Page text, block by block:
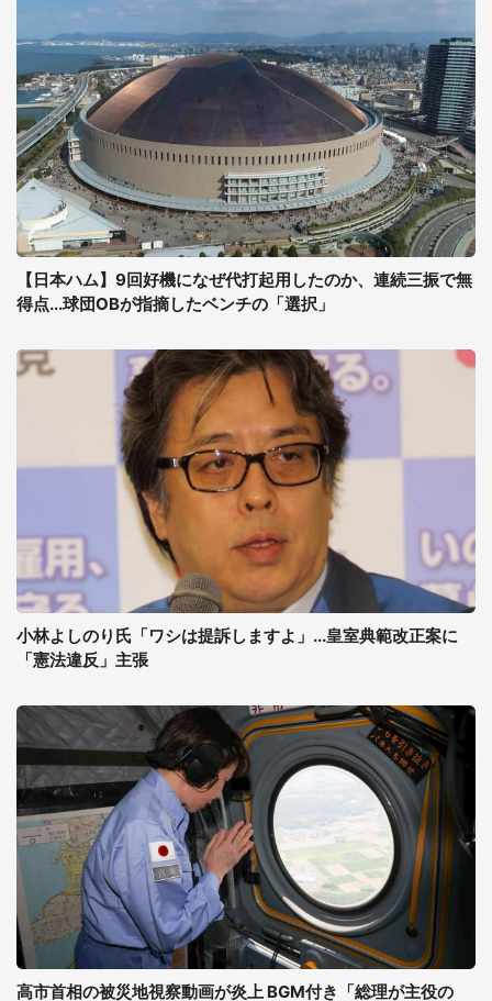
【日本ハム】9回好機になぜ代打起用したのか、連続三振で無
得点...球団OBが指摘したベンチの「選択」
小林よしのり氏「ワシは提訴しますよ」...皇室典範改正案に
「憲法違反」主張
高市首相の被災地視察動画が炎上 BGM付き「総理が主役の